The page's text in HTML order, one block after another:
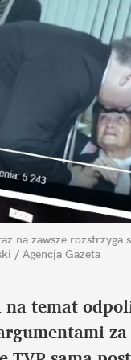
na zawsze
/ Agencja Gazeta
na temat